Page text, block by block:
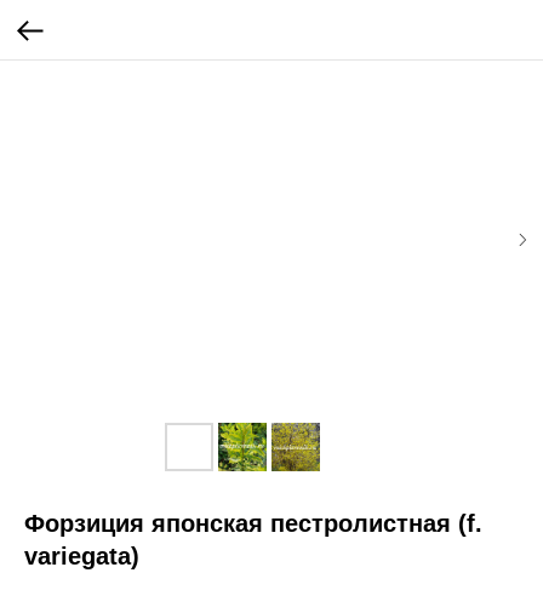
Форзиция японская пестролистная (f.
variegata)